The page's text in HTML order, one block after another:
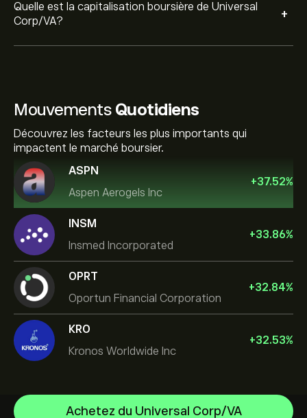
Quelle est la capitalisation boursière de Universal
Corp/VA?
+
Mouvements Quotidiens
Découvrez les facteurs les plus importants qui
impactent le marché boursier.
ASPN
Aspen Aerogels Inc
+37.52%
INSM
Insmed Incorporated
+33.86%
OPRT
Oportun Financial Corporation
+32.84%
KRO
Kronos Worldwide Inc
+32.53%
Achetez du Universal Corp/VA